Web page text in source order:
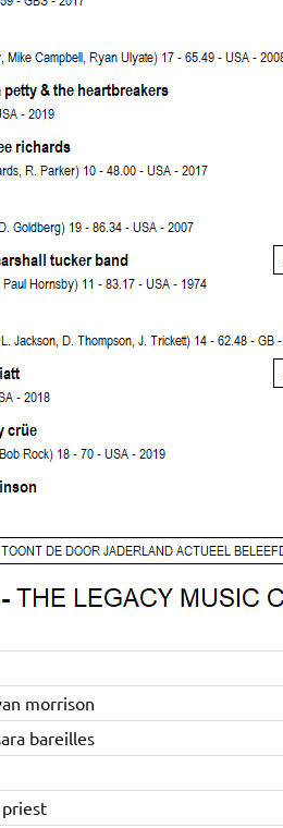
morrison
bareilles
priest